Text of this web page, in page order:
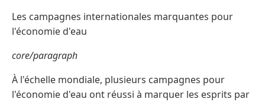
Les campagnes internationales marquantes pour
l'économie d'eau
core/paragraph
À l'échelle mondiale, plusieurs campagnes pour
l'économie d'eau ont réussi à marquer les esprits par